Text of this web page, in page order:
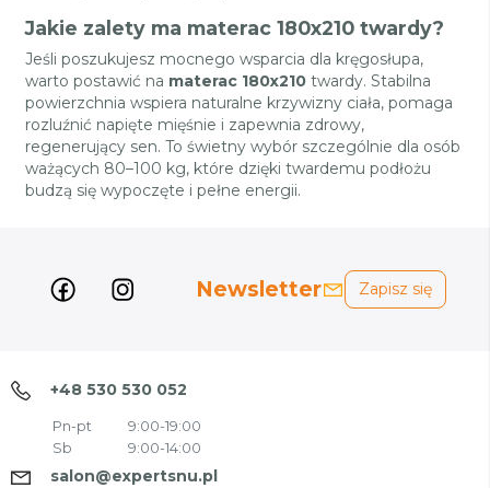
Jakie zalety ma materac 180x210 twardy?
Jeśli poszukujesz mocnego wsparcia dla kręgosłupa,
warto postawić na materac 180x210 twardy. Stabilna
powierzchnia wspiera naturalne krzywizny ciała, pomaga
rozluźnić napięte mięśnie i zapewnia zdrowy,
regenerujący sen. To świetny wybór szczególnie dla osób
ważących 80–100 kg, które dzięki twardemu podłożu
budzą się wypoczęte i pełne energii.
Newsletter Zapisz się
+48 530 530 052
Pn-pt
9:00-19:00
Sb
9:00-14:00
salon@expertsnu.pl